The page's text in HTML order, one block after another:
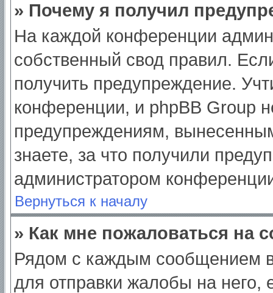
» Почему я получил
На каждой конференции
собственный свод правил.
получить предупреждение.
конференции, и phpBB Group
предупреждениям,
знаете, за что получили
администратором
Вернуться к началу
» Как мне пожаловаться на
Рядом с каждым сообщением
для отправки жалобы на него,